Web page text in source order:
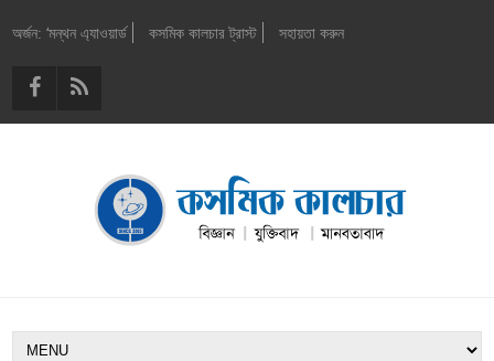
অর্জন: ‘মন্থন এ্যাওয়ার্ড কসমিক কালচার ট্রাস্ট সহায়তা করুন